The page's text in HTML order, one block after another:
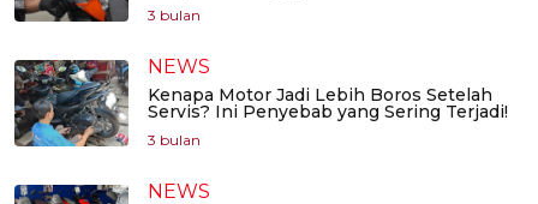
3 bulan
NEWS
Kenapa Motor Jadi Lebih Boros Setelah
Servis? Ini Penyebab yang Sering Terjadi!
3 bulan
NEWS